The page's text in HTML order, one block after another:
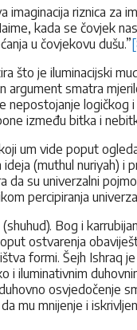
imaginacija riznica
kada se čovjek
u čovjekovu dušu.”
što je iluminacijski
argument smatra
nepostojanje
između bitka i
um vide poput
(muthul nuriyah) i
su univerzalni
percipiranja
Bog i
ostvarenja
formi. Šejh Ishraq
i iluminativnim
osvjedočenje
mu mnijenje i